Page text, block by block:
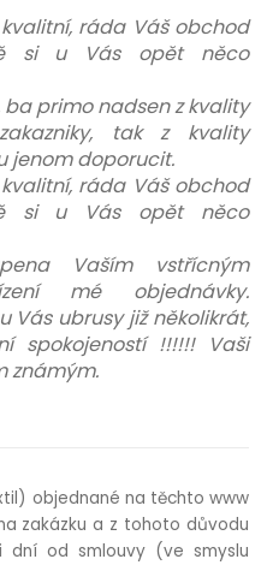
ráda Váš obchod
si u Vás opět něco
primo nadsen z kvality
tak z kvality
jenom doporucit.
ráda Váš obchod
si u Vás opět něco
Vaším vstřícným
mé objednávky.
Vás ubrusy již několikrát,
spokojeností !!!!!! Vaši
známým.
objednané na těchto www
zakázku a z tohoto důvodu
dní od smlouvy (ve smyslu